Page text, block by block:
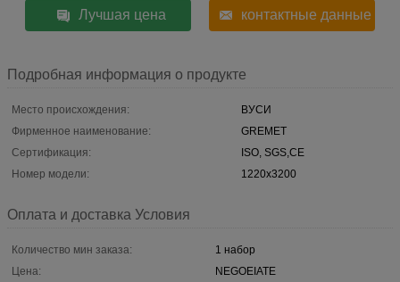
Лучшая цена контактные данные
Подробная информация о продукте
Место происхождения:
ВУСИ
Фирменное наименование:
GREMET
Сертификация:
ISO, SGS,CE
Номер модели:
1220x3200
Оплата и доставка Условия
Количество мин заказа:
1 набор
Цена:
NEGOEIATE